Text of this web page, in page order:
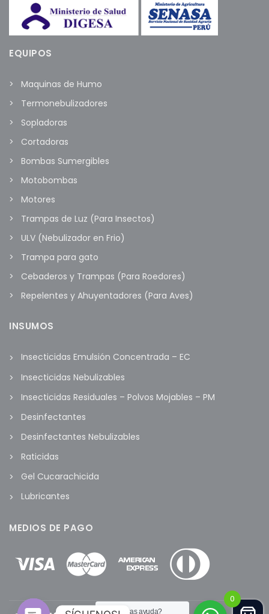
EQUIPOS
Maquinas de Humo
Termonebulizadores
Sopladoras
Cortadoras
Bombas Sumergibles
Motobombas
Motores
Trampas de Luz (Para Insectos)
ULV (Nebulizador en Frio)
Trampa para gato
Cebaderos y Trampas (Para Roedores)
Repelentes y Ahuyentadores (Para Aves)
INSUMOS
Insecticidas Emulsión Concentrada – EC
Insecticidas Nebulizables
Insecticidas Residuales – Polvos Mojables – PM
Desinfectantes
Desinfectantes Nebulizables
Raticidas
Gel Cucarachicida
Lubricantes
MEDIOS DE PAGO
¿Necesitas ayuda?
0